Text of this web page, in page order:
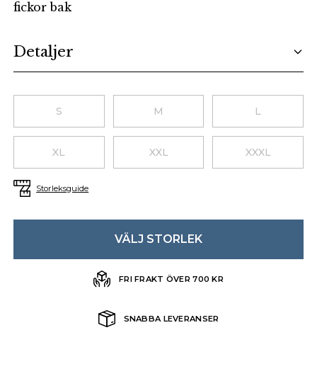
fickor bak
Detaljer
S M L
XL XXL XXXL
Storleksguide
VÄLJ STORLEK
FRI FRAKT ÖVER 700 KR
SNABBA LEVERANSER